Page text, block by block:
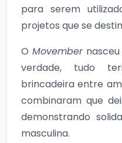
para serem
projetos que se
OMovembernasceu
verdade, tudo
brincadeira entre
combinaram que
demonstrando
masculina.